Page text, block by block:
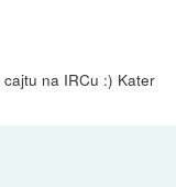
na IRCu :) Kater